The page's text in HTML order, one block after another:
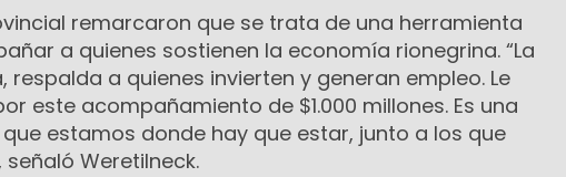
remarcaron que se trata de una herramienta
a quienes sostienen la economía rionegrina. “La
respalda a quienes invierten y generan empleo. Le
este acompañamiento de $1.000 millones. Es una
estamos donde hay que estar, junto a los que
Weretilneck.